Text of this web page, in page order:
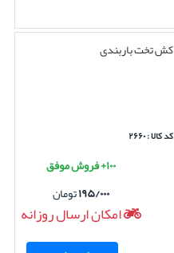
کش تخت باربندی
کد کالا : ۲۶۶۰
۱۰۰+ فروش موفق
۱۹۵/۰۰۰تومان
امکان ارسال روزانه